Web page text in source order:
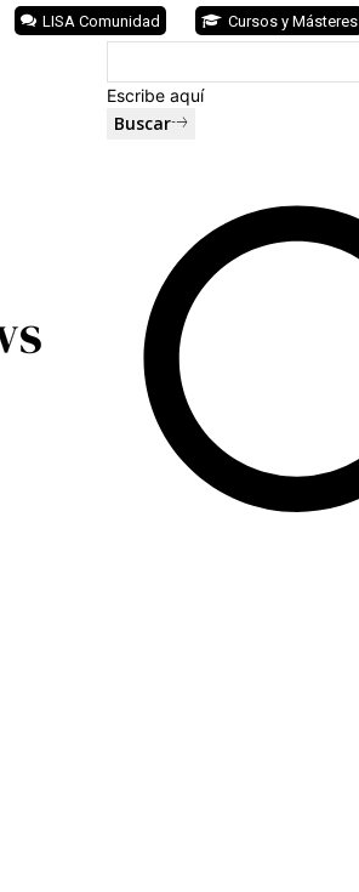
Cursos y Másteres
LISA Comunidad
Escribe aquí
Buscar